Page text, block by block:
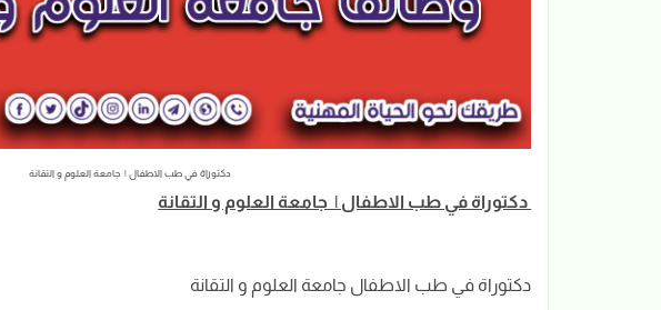
دكتوراة في طب الاطفال | جامعة العلوم و التقانة
دكتوراة في طب الاطفال | جامعة العلوم و التقانة
دكتوراة في طب الاطفال جامعة العلوم و التقانة